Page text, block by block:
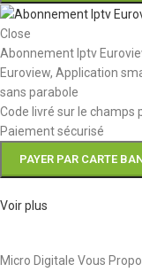
Close
Abonnement Iptv
Euroview, Application
sans parabole
Code livré sur le champs
Paiement sécurisé
PAYER PAR CARTE
Voir plus
Micro Digitale Vous